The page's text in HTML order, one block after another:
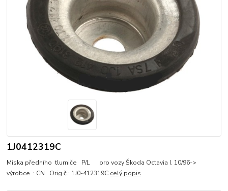
1J0412319C
Miska předního tlumiče P/L pro vozy Škoda Octavia I. 10/96->
výrobce : CN Orig.č.: 1J0-412319C celý popis